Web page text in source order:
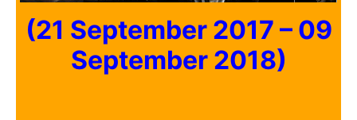
(21 September 2017 – 09
September 2018)